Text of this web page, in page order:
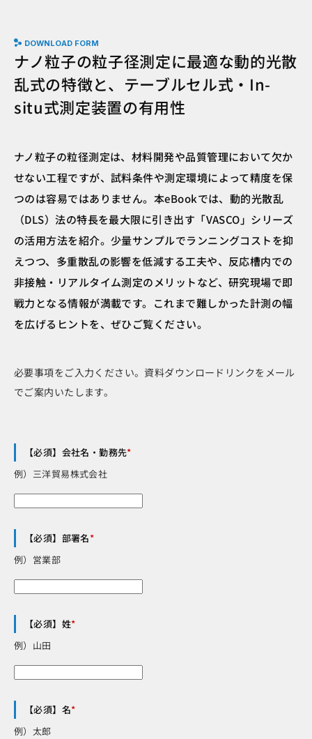
DOWNLOAD FORM
ナノ粒子の粒子径測定に最適な動的光散
乱式の特徴と、テーブルセル式・In-
situ式測定装置の有用性
ナノ粒子の粒径測定は、材料開発や品質管理において欠か
せない工程ですが、試料条件や測定環境によって精度を保
つのは容易ではありません。本eBookでは、動的光散乱
（DLS）法の特長を最大限に引き出す「VASCO」シリーズ
の活用方法を紹介。少量サンプルでランニングコストを抑
えつつ、多重散乱の影響を低減する工夫や、反応槽内での
非接触・リアルタイム測定のメリットなど、研究現場で即
戦力となる情報が満載です。これまで難しかった計測の幅
を広げるヒントを、ぜひご覧ください。
必要事項をご入力ください。資料ダウンロードリンクをメール
でご案内いたします。
【必須】会社名・勤務先*
例）三洋貿易株式会社
【必須】部署名*
例）営業部
【必須】姓*
例）山田
【必須】名*
例）太郎